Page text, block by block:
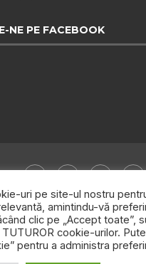
NE PE FACEBOOK
Publicitate
Politica de
Contact
uri pe site-ul nostru
amintindu-vă
clic pe „Accept toate”,
cookie-urilor.
pentru a administra